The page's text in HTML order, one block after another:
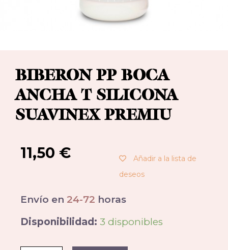
BIBERON PP BOCA
ANCHA T SILICONA
SUAVINEX PREMIU
11,50 €
Añadir a la lista de
deseos
Envío en 24-72 horas
Disponibilidad: 3 disponibles